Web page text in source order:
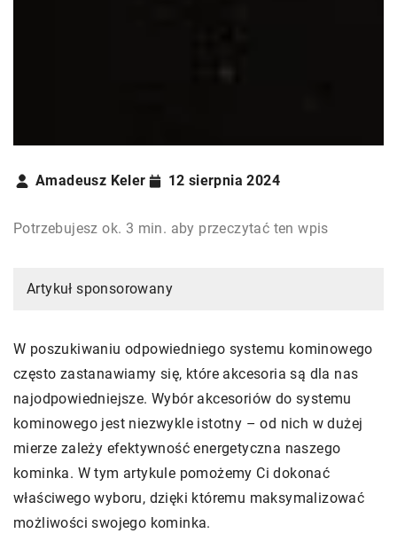
Amadeusz Keler 12 sierpnia 2024
Potrzebujesz ok. 3 min. aby przeczytać ten wpis
Artykuł sponsorowany
W poszukiwaniu odpowiedniego systemu kominowego
często zastanawiamy się, które akcesoria są dla nas
najodpowiedniejsze. Wybór akcesoriów do systemu
kominowego jest niezwykle istotny – od nich w dużej
mierze zależy efektywność energetyczna naszego
kominka. W tym artykule pomożemy Ci dokonać
właściwego wyboru, dzięki któremu maksymalizować
możliwości swojego kominka.